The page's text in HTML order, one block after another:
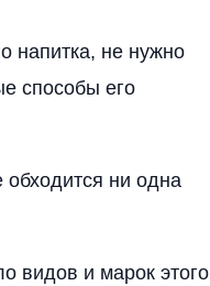
напитка, не нужно
способы его
обходится ни одна
видов и марок этого